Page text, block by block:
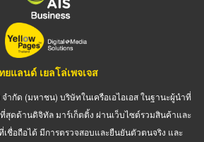
ยแลนด์ เยลโล่เพจเจส
ำกัด (มหาชน) บริษัทในเครือเอไอเอส ในฐานะผู้นำที่
ดด้านดิจิทัล มาร์เก็ตติ้ง ผ่านเว็บไซต์รวมสินค้าและ
เชื่อถือได้ มีการตรวจสอบและยืนยันตัวตนจริง และ